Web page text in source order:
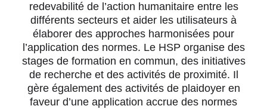
redevabilité de l’action humanitaire entre les
différents secteurs et aider les utilisateurs à
élaborer des approches harmonisées pour
l’application des normes. Le HSP organise des
stages de formation en commun, des initiatives
de recherche et des activités de proximité. Il
gère également des activités de plaidoyer en
faveur d’une application accrue des normes